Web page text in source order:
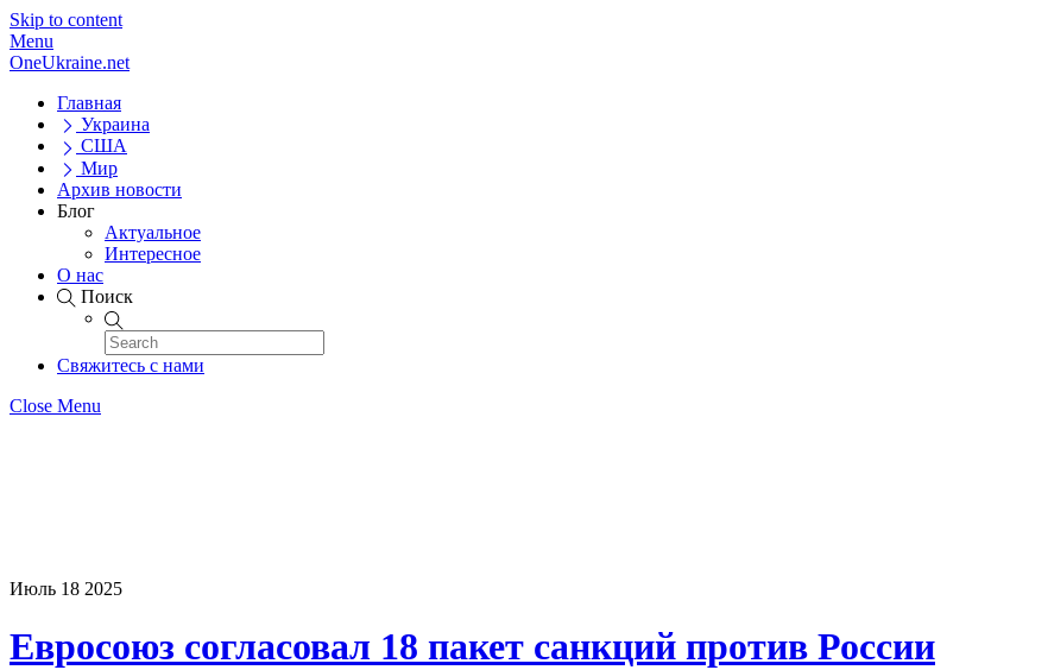
Skip to content
Menu
OneUkraine.net
Главная
Украина
США
Мир
Архив новости
Блог
Актуальное
Интересное
О нас
Поиск
Свяжитесь с нами
Close Menu
Июль 18 2025
Евросоюз согласовал 18 пакет санкций против России